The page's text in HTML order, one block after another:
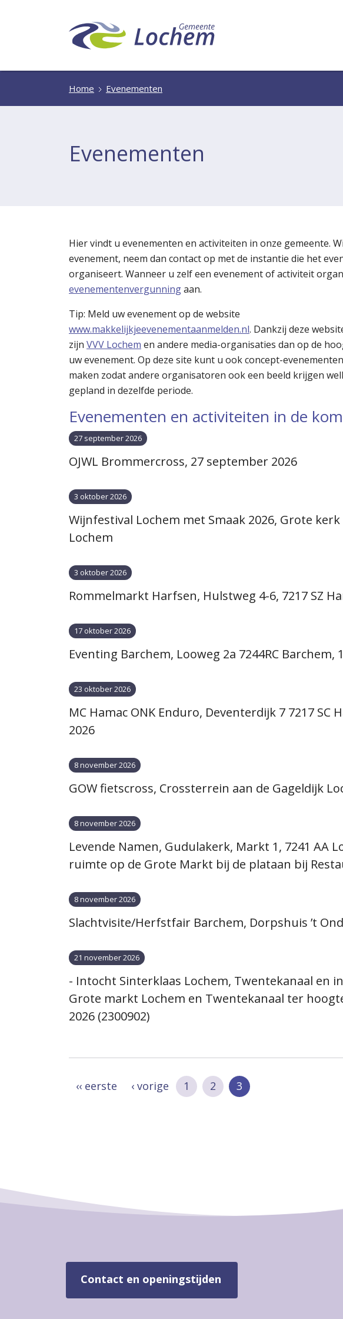
Home Evenementen
Evenementen
Hier vindt u evenementen en activiteiten in onze gemeente.
evenement, neem dan contact op met de instantie die het
organiseert. Wanneer u zelf een evenement of activiteit
evenementenvergunningaan.
Tip: Meld uw evenement op de website
www.makkelijkjeevenementaanmelden.nl. Dankzij deze
zijn VVV Lochem en andere media-organisaties dan op de
uw evenement. Op deze site kunt u ook concept-evenementen
maken zodat andere organisatoren ook een beeld krijgen
gepland in dezelfde periode.
Evenementen en activiteiten in de
27 september 2026
OJWL Brommercross, 27 september 2026
3 oktober 2026
Wijnfestival Lochem met Smaak 2026, Grote
Lochem
3 oktober 2026
Rommelmarkt Harfsen, Hulstweg 4-6, 7217 SZ
17 oktober 2026
Eventing Barchem, Looweg 2a 7244RC Barchem,
23 oktober 2026
MC Hamac ONK Enduro, Deventerdijk 7 7217
2026
8 november 2026
GOW fietscross, Crossterrein aan de Gageldijk
8 november 2026
Levende Namen, Gudulakerk, Markt 1, 7241 AA
ruimte op de Grote Markt bij de plataan bij
8 november 2026
Slachtvisite/Herfstfair Barchem, Dorpshuis ’t
21 november 2026
- Intocht Sinterklaas Lochem, Twentekanaal en
Grote markt Lochem en Twentekanaal ter
2026 (2300902)
‹‹ eerste ‹ vorige 1 2 3
Contact en openingstijden